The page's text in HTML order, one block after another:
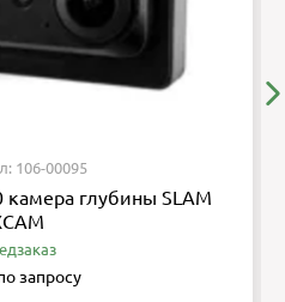
106-00095
камера глубины SLAM
запросу